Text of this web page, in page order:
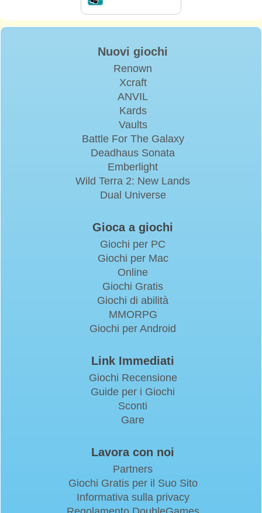
Nuovi giochi
Renown
Xcraft
ANVIL
Kards
Vaults
Battle For The Galaxy
Deadhaus Sonata
Emberlight
Wild Terra 2: New Lands
Dual Universe
Gioca a giochi
Giochi per PC
Giochi per Mac
Online
Giochi Gratis
Giochi di abilità
MMORPG
Giochi per Android
Link Immediati
Giochi Recensione
Guide per i Giochi
Sconti
Gare
Lavora con noi
Partners
Giochi Gratis per il Suo Sito
Informativa sulla privacy